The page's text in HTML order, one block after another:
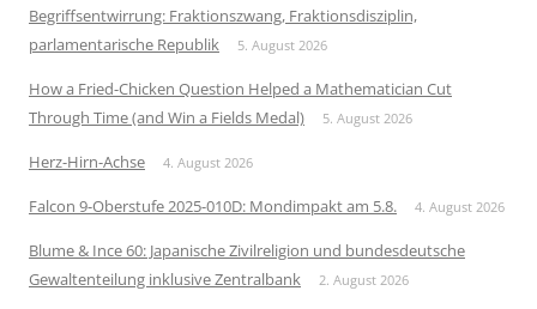
Begriffsentwirrung: Fraktionszwang, Fraktionsdisziplin,
parlamentarische Republik
5. August 2026
How a Fried-Chicken Question Helped a Mathematician Cut
Through Time (and Win a Fields Medal)
5. August 2026
Herz-Hirn-Achse 4. August 2026
Falcon 9-Oberstufe 2025-010D: Mondimpakt am 5.8. 4. August 2026
Blume & Ince 60: Japanische Zivilreligion und bundesdeutsche
Gewaltenteilung inklusive Zentralbank
2. August 2026